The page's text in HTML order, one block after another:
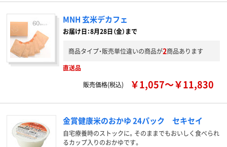
MNH 玄米デカフェ
お届け日：8月28日（金）まで
商品タイプ・販売単位違いの商品が2商品あります
直送品
販売価格(税込)
￥1,057～￥11,830
金賞健康米のおかゆ 24パック セキセイ
自宅療養時のストックに。そのままでもおいしく食べられ
るカップ入りのおかゆです。